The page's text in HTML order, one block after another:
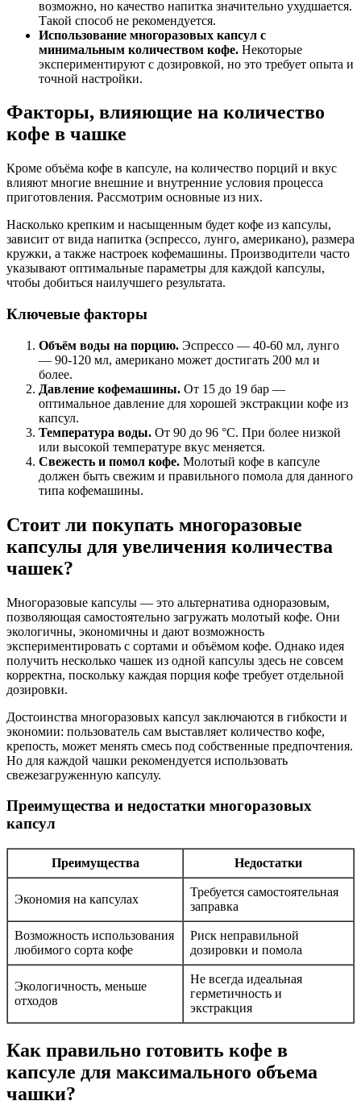
возможно, но качество напитка значительно ухудшается.
Такой способ не рекомендуется.
Использование многоразовых капсул с
минимальным количеством кофе. Некоторые
экспериментируют с дозировкой, но это требует опыта и
точной настройки.
Факторы, влияющие на количество
кофе в чашке
Кроме объёма кофе в капсуле, на количество порций и вкус
влияют многие внешние и внутренние условия процесса
приготовления. Рассмотрим основные из них.
Насколько крепким и насыщенным будет кофе из капсулы,
зависит от вида напитка (эспрессо, лунго, американо), размера
кружки, а также настроек кофемашины. Производители часто
указывают оптимальные параметры для каждой капсулы,
чтобы добиться наилучшего результата.
Ключевые факторы
Объём воды на порцию. Эспрессо — 40-60 мл, лунго
— 90-120 мл, американо может достигать 200 мл и
более.
Давление кофемашины. От 15 до 19 бар —
оптимальное давление для хорошей экстракции кофе из
капсул.
Температура воды. От 90 до 96 °C. При более низкой
или высокой температуре вкус меняется.
Свежесть и помол кофе. Молотый кофе в капсуле
должен быть свежим и правильного помола для данного
типа кофемашины.
Стоит ли покупать многоразовые
капсулы для увеличения количества
чашек?
Многоразовые капсулы — это альтернатива одноразовым,
позволяющая самостоятельно загружать молотый кофе. Они
экологичны, экономичны и дают возможность
экспериментировать с сортами и объёмом кофе. Однако идея
получить несколько чашек из одной капсулы здесь не совсем
корректна, поскольку каждая порция кофе требует отдельной
дозировки.
Достоинства многоразовых капсул заключаются в гибкости и
экономии: пользователь сам выставляет количество кофе,
крепость, может менять смесь под собственные предпочтения.
Но для каждой чашки рекомендуется использовать
свежезагруженную капсулу.
Преимущества и недостатки многоразовых
капсул
Преимущества Недостатки
Экономия на капсулах
Требуется самостоятельная
заправка
Возможность использования
любимого сорта кофе
Риск неправильной
дозировки и помола
Экологичность, меньше
отходов
Не всегда идеальная
герметичность и
экстракция
Как правильно готовить кофе в
капсуле для максимального объема
чашки?